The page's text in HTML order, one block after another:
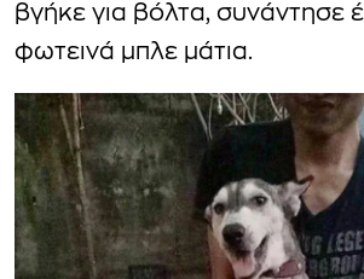
βγήκε για βόλτα, συνάντησε
φωτεινά μπλε μάτια.